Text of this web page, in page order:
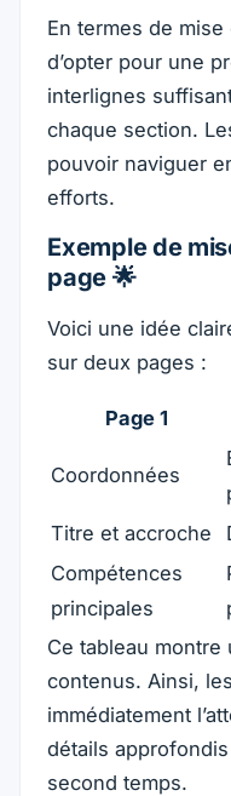
En termes de
d’opter pour une
interlignes
chaque section.
pouvoir naviguer
efforts.
Exemple de
page 🌟
Voici une idée
sur deux pages :
Page 1
Coordonnées
Titre et accroche
Compétences
principales
Ce tableau
contenus. Ainsi,
immédiatement
détails
second temps.